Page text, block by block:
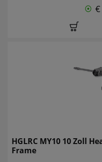
HGLRC MY10 10 Zoll
Frame